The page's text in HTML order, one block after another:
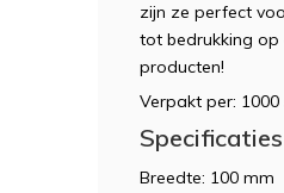
zijn ze perfect
tot bedrukking
producten!
Verpakt per: 1000
Breedte: 100 mm